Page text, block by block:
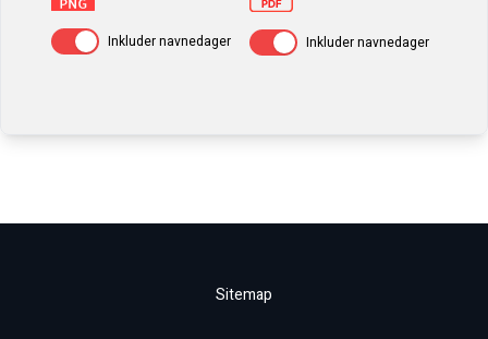
Av / PåInkluder navnedager Av / PåInkluder navnedager
Sitemap